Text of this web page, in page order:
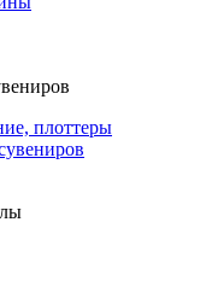
плоттеры